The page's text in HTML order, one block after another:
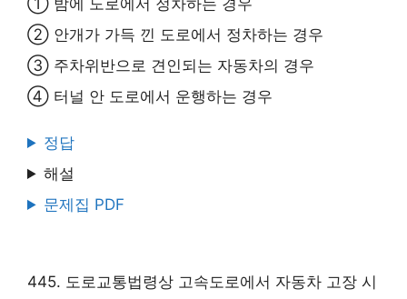
① 밤에 도로에서 정차하는 경우
② 안개가 가득 낀 도로에서 정차하는 경우
③ 주차위반으로 견인되는 자동차의 경우
④ 터널 안 도로에서 운행하는 경우
정답
해설
문제집 PDF
445. 도로교통법령상 고속도로에서 자동차 고장 시